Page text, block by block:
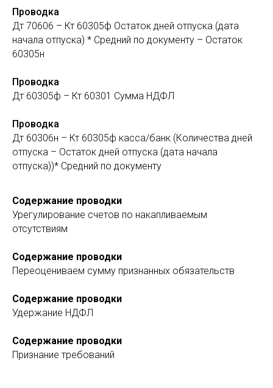
Проводка
Дт 70606 – Кт 60305ф Остаток дней отпуска (дата
начала отпуска) * Средний по документу – Остаток
60305н
Проводка
Дт 60305ф – Кт 60301 Сумма НДФЛ
Проводка
Дт 60306н – Кт 60305ф касса/банк (Количества дней
отпуска – Остаток дней отпуска (дата начала
отпуска))* Средний по документу
Содержание проводки
Урегулирование счетов по накапливаемым
отсутствиям
Содержание проводки
Переоцениваем сумму признанных обязательств
Содержание проводки
Удержание НДФЛ
Содержание проводки
Признание требований